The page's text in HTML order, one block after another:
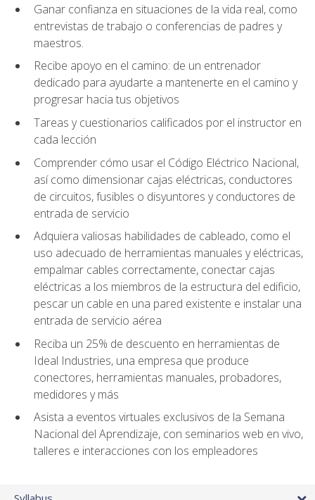
Ganar confianza en situaciones de la vida real, como
entrevistas de trabajo o conferencias de padres y
maestros.
Recibe apoyo en el camino: de un entrenador
dedicado para ayudarte a mantenerte en el camino y
progresar hacia tus objetivos
Tareas y cuestionarios calificados por el instructor en
cada lección
Comprender cómo usar el Código Eléctrico Nacional,
así como dimensionar cajas eléctricas, conductores
de circuitos, fusibles o disyuntores y conductores de
entrada de servicio
Adquiera valiosas habilidades de cableado, como el
uso adecuado de herramientas manuales y eléctricas,
empalmar cables correctamente, conectar cajas
eléctricas a los miembros de la estructura del edificio,
pescar un cable en una pared existente e instalar una
entrada de servicio aérea
Reciba un 25% de descuento en herramientas de
Ideal Industries, una empresa que produce
conectores, herramientas manuales, probadores,
medidores y más
Asista a eventos virtuales exclusivos de la Semana
Nacional del Aprendizaje, con seminarios web en vivo,
talleres e interacciones con los empleadores